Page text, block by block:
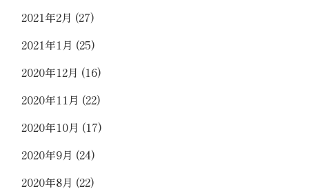
2021年2月 (27)
2021年1月 (25)
2020年12月 (16)
2020年11月 (22)
2020年10月 (17)
2020年9月 (24)
2020年8月 (22)